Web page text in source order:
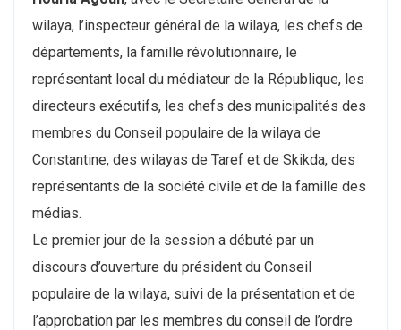
wilaya, l’inspecteur général de la wilaya, les chefs de
départements, la famille révolutionnaire, le
représentant local du médiateur de la République, les
directeurs exécutifs, les chefs des municipalités des
membres du Conseil populaire de la wilaya de
Constantine, des wilayas de Taref et de Skikda, des
représentants de la société civile et de la famille des
médias.
Le premier jour de la session a débuté par un
discours d’ouverture du président du Conseil
populaire de la wilaya, suivi de la présentation et de
l’approbation par les membres du conseil de l’ordre